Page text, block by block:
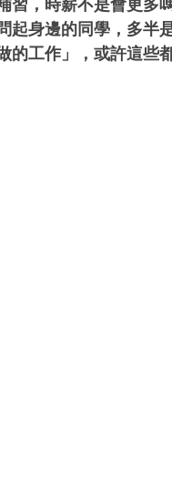
習，時薪不是會更多
身邊的同學，多半
的工作」，或許這些